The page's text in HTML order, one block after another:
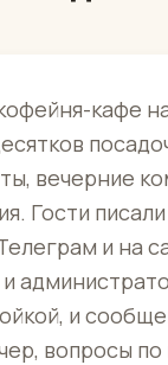
кафе
вечерние
Гости
и на
и
и
вопросы